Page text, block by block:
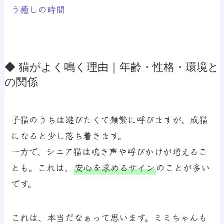
う癒しの時間
◆ 猫がよく鳴く理由｜年齢・性格・環境と
の関係
子猫のうちは遊びたくて頻繁に呼びますが、成猫
になると少し落ち着きます。
一方で、シニア猫は鳴き声や呼びかけが増えるこ
とも。これは、安心を求めるサインのことが多い
です。
これは、本当だなぁって思います。ミミちゃんも